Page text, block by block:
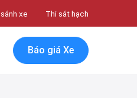
xe Thi sát hạch
Báo giá Xe